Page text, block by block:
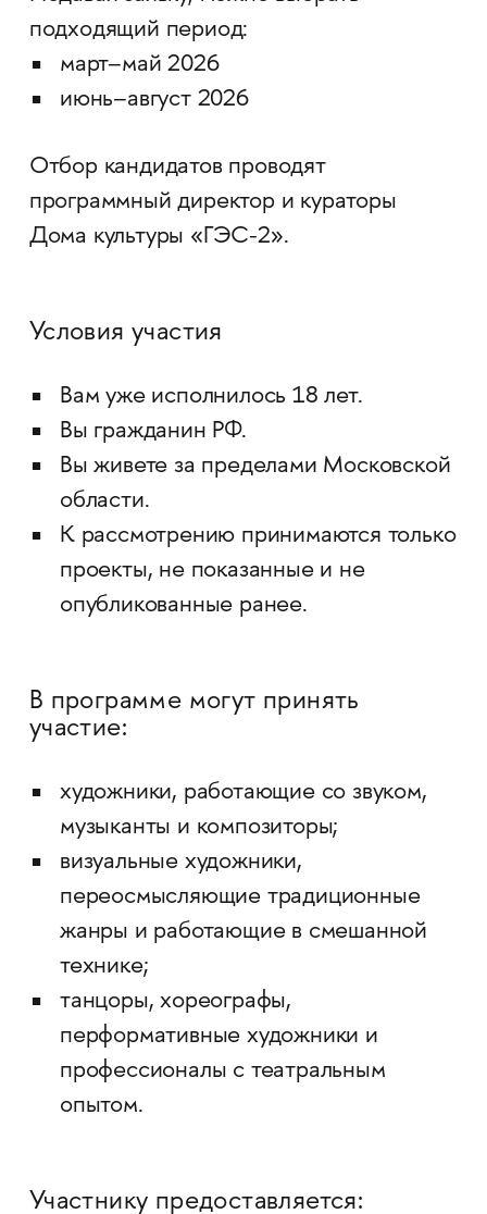
подходящий период:
март–май 2026
июнь–август 2026
Отбор кандидатов проводят
программный директор и кураторы
Дома культуры «ГЭС-2».
Условия участия
Вам уже исполнилось 18 лет.
Вы гражданин РФ.
Вы живете за пределами Московской
области.
К рассмотрению принимаются только
проекты, не показанные и не
опубликованные ранее.
В программе могут принять
участие:
художники, работающие со звуком,
музыканты и композиторы;
визуальные художники,
переосмысляющие традиционные
жанры и работающие в смешанной
технике;
танцоры, хореографы,
перформативные художники и
профессионалы с театральным
опытом.
Участнику предоставляется: